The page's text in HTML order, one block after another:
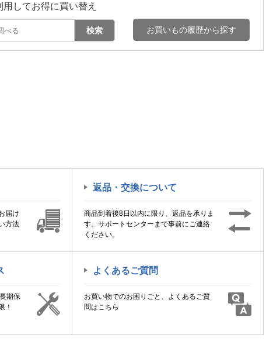
用してお得に買い替え
検索 お買いもの履歴から探す
届け
方法
返品・交換について
商品到着後8日以内に限り、返品を承りま
す。サポートセンターまで事前にご連絡
ください。
期保
！
よくあるご質問
お買い物でのお困りごと、よくあるご質
問はこちら